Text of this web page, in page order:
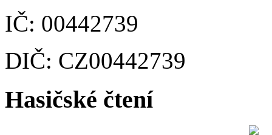
IČ: 00442739
DIČ: CZ00442739
Hasičské čtení